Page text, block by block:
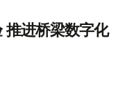
推进桥梁数字化